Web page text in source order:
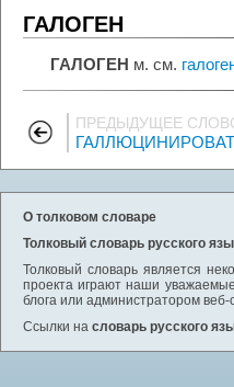
ГАЛОГЕН
ГАЛОГЕН м. см.
ПРЕДЫДУЩЕЕ
О толковом словаре
Толковый словарь русского
Толковый словарь является
проекта играют наши
блога или администратором
Ссылки на словарь русского